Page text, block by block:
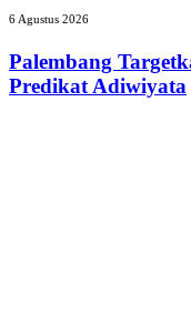
Budaya
Melalui
Safety
Campaign
Dokter
yang
Nyinyiri
Palembang
Lebih
Banyak
Sekolah
6 Agustus 2026
Palembang
Predikat Adiwiyata